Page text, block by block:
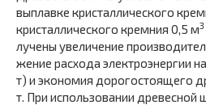
выплавке кристаллического
кристаллического кремния 0,5 м3
лучены увеличение
жение расхода электроэнергии
т) и экономия дорогостоящего
т. При использовании